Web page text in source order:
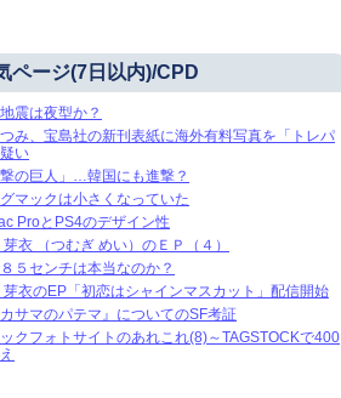
のひと
かも
出て
ページ(7日以内)/CPD
震は夜型か？
み、宝島社の新刊表紙に海外有料写真を「トレパ
い
撃の巨人」…韓国にも進撃？
マックは小さくなっていた
ProとPS4のデザイン性
衣 （つむぎ めい）のＥＰ（４）
５センチは本当なのか？
芽衣のEP「初恋はシャインマスカット」配信開始
カサマのパテマ』についてのSF考証
クフォトサイトのあれこれ(8)～TAGSTOCKで400